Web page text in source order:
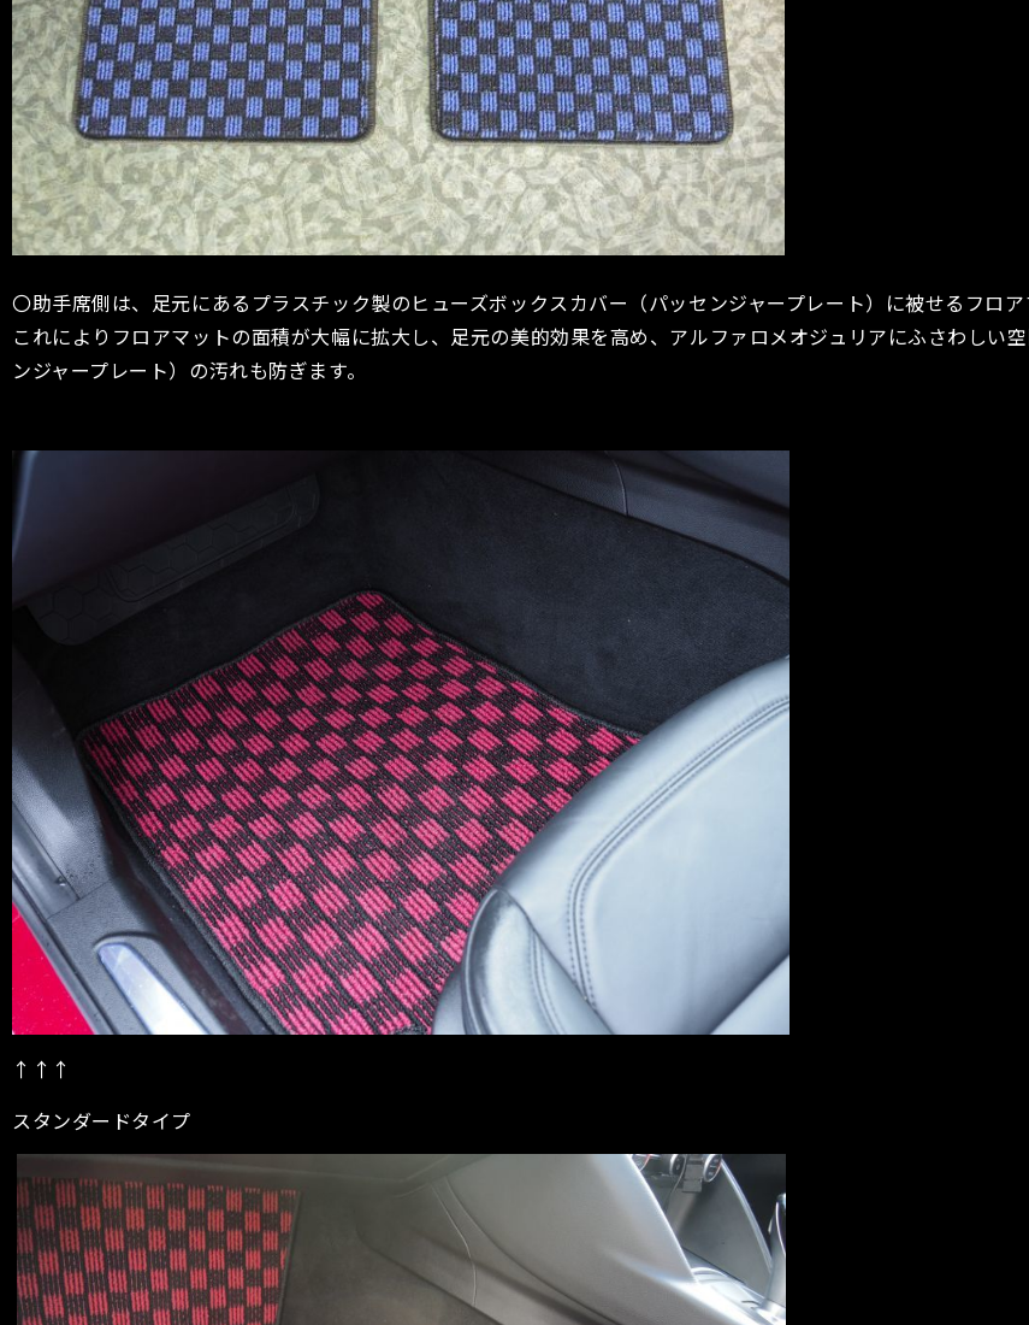
〇助手席側は、足元にあるプラスチック製のヒューズボックスカバー（パッセンジャープレート）に被せるフロア
これによりフロアマットの面積が大幅に拡大し、足元の美的効果を高め、アルファロメオジュリアにふさわしい
ンジャープレート）の汚れも防ぎます。
↑↑↑
スタンダードタイプ